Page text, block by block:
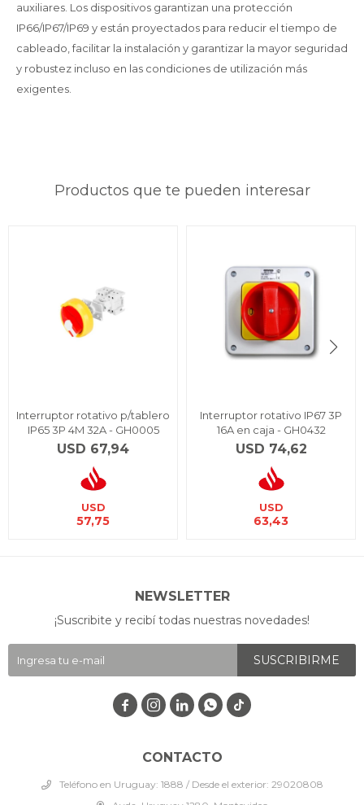
auxiliares. Los dispositivos garantizan una protección
IP66/IP67/IP69 y están proyectados para reducir el tiempo de
cableado, facilitar la instalación y garantizar la mayor seguridad
y robustez incluso en las condiciones de utilización más
exigentes.
Productos que te pueden interesar
Interruptor rotativo p/tablero
IP65 3P 4M 32A - GH0005
USD 67,94
USD
57,75
Interruptor rotativo IP67 3P
16A en caja - GH0432
USD 74,62
USD
63,43
CONTACTO
Teléfono en Uruguay: 1888 / Desde el exterior: 29020808
NEWSLETTER
¡Suscribite y recibí todas nuestras novedades!
SUSCRIBIRME
   